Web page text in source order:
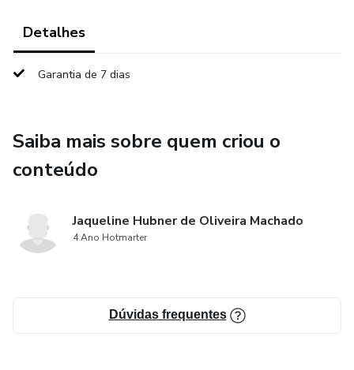
✔ Planner mensal para organização do negócio
✔ Controle de vendas
✔ Guia de precificação descomplicada
Tudo foi pensado para te ajudar a empreender com calma,
Se você quer sair da dúvida, da desorganização e começar
com segurança, este material é para você.
Detalhes
Garantia de 7 dias
Saiba mais sobre quem criou o
conteúdo
Jaqueline Hubner de Oliveira Machado
4 Ano Hotmarter
Dúvidas frequentes